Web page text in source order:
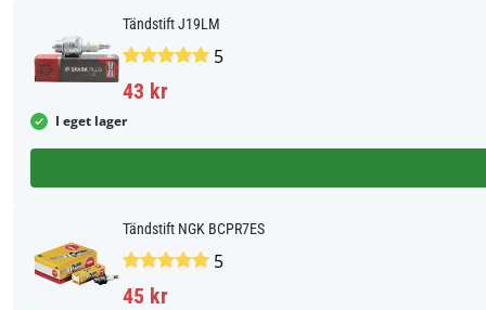
Tändstift J19LM
5
43 kr
I eget lager
Tändstift NGK BCPR7ES
5
45 kr